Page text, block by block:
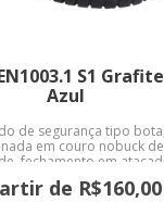
S1
Azul
de segurança tipo bota,
em couro nobuck
fechamento em
material não tecido,
fixada no cabedal
de R$160,00